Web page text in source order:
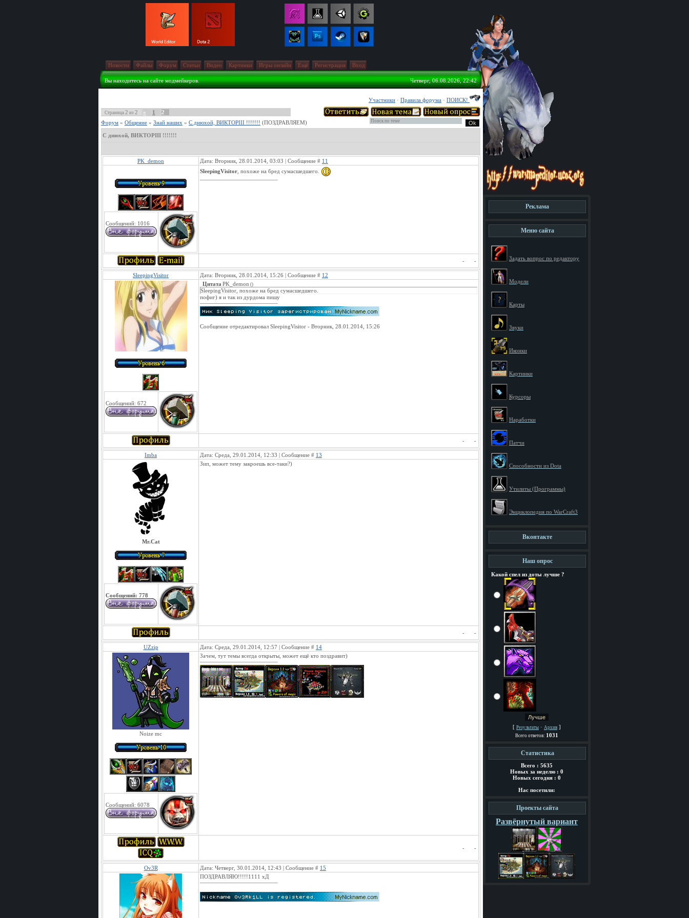
Новости Файлы Форум Статьи Видео Картинки Игры онлайн Ещё Регистрация Вход
Вы находитесь на сайте модмейкеров. Четверг, 06.08.2026, 22:42
Участники · Правила форума · ПОИСК!
Страница 2 из 2 « 1
2
Форум » Общение » Знай наших » С днюхой, ВИКТОРIII !!!!!!! (ПОЗДРАВЛЯЕМ)
С днюхой, ВИКТОРIII !!!!!!!
PK_demon Дата: Вторник, 28.01.2014, 03:03 | Сообщение # 11
Сообщений: 1016
SleepingVisitor , похоже на бред сумасшедшего.
- -
SleepingVisitor Дата: Вторник, 28.01.2014, 15:26 | Сообщение # 12
Сообщений: 672
Цитата PK_demon ()
SleepingVisitor, похоже на бред сумасшедшего.
пофиг) я и так из дурдома пишу
Сообщение отредактировал SleepingVisitor - Вторник, 28.01.2014, 15:26
- -
Imba Дата: Среда, 29.01.2014, 12:33 | Сообщение # 13
Mr.Cat
Сообщений: 778
Зип, может тему закроешь все-таки?)
- -
UZzip Дата: Среда, 29.01.2014, 12:57 | Сообщение # 14
Noize mc
Сообщений: 6078
Зачем, тут темы всегда открыты, может ещё кто поздравит)
- -
Ov3R Дата: Четверг, 30.01.2014, 12:43 | Сообщение # 15
ПОЗДРАВЛЯЮ!!!!!1111 хД
Реклама
Меню сайта
Задать вопрос по редактору
Модели
Карты
Звуки
Иконки
Картинки
Курсоры
Наработки
Патчи
Способности из Dota
Утилиты (Программы)
Энциклопедия по WarCraft3
Вконтакте
Наш опрос
Какой спел из доты лучше ?
[ Результаты · Архив ]
Всего ответов: 1031
Статистика
Всего : 5635
Новых за неделю : 0
Новых сегодня : 0
Нас посетили:
Проекты сайта
Развёрнутый вариант